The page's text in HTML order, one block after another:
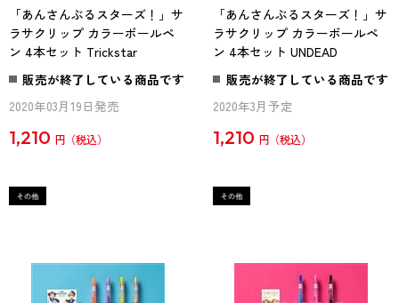
「あんさんぶるスターズ！」サ
ラサクリップ カラーボールペ
ン 4本セット Trickstar
販売が終了している商品です
2020年03月19日発売
1,210 円
「あんさんぶるスターズ！」サ
ラサクリップ カラーボールペ
ン 4本セット UNDEAD
販売が終了している商品です
2020年3月予定
1,210 円